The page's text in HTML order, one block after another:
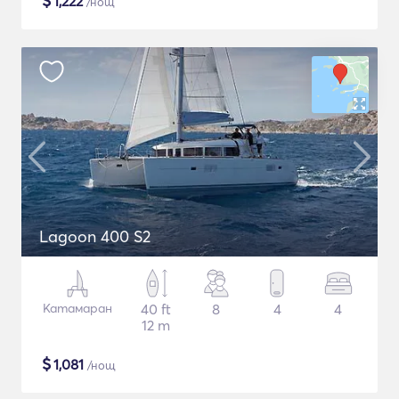
Lagoon 400 S2
Катамаран
40 ft
12 m
8 4 4
$1,081 /нощ